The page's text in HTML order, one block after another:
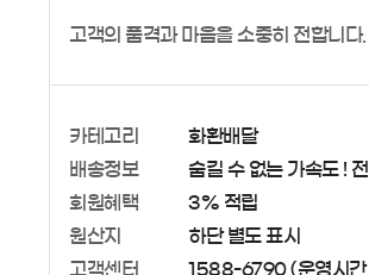
고객의 품격과 마음을 소중히 전합니다
카테고리
화환배달
배송정보
숨길 수 없는 가속도 !
회원혜택
3% 적립
원산지
하단 별도 표시
고객센터
1588-6790 (운영시